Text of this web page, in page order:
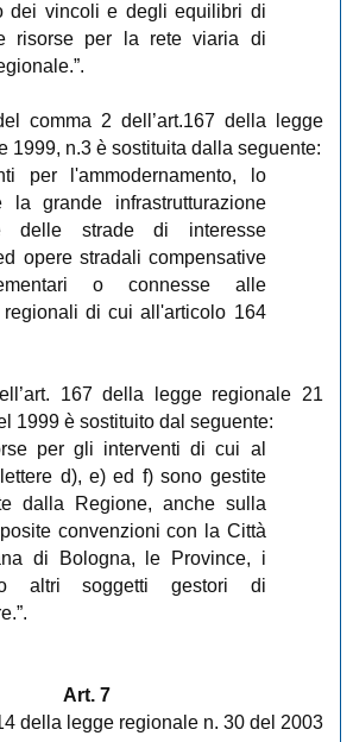
dei vincoli e degli equilibri di
risorse per la rete viaria di
comma 2 dell’art.167 della legge
1999, n.3 è sostituita dalla seguente:
per l'ammodernamento, lo
la grande infrastrutturazione
delle strade di interesse
opere stradali compensative
o connesse alle
regionali di cui all'articolo 164
167 della legge regionale 21
1999 è sostituito dal seguente:
per gli interventi di cui al
d), e) ed f) sono gestite
dalla Regione, anche sulla
convenzioni con la Città
di Bologna, le Province, i
altri soggetti gestori di
Art. 7
della legge regionale n. 30 del 2003